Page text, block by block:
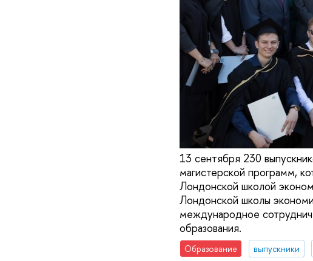
13 сентября 230
магистерской программ,
Лондонской школой
Лондонской школы
международное
образования.
Образование выпускники